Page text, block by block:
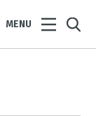
MENU